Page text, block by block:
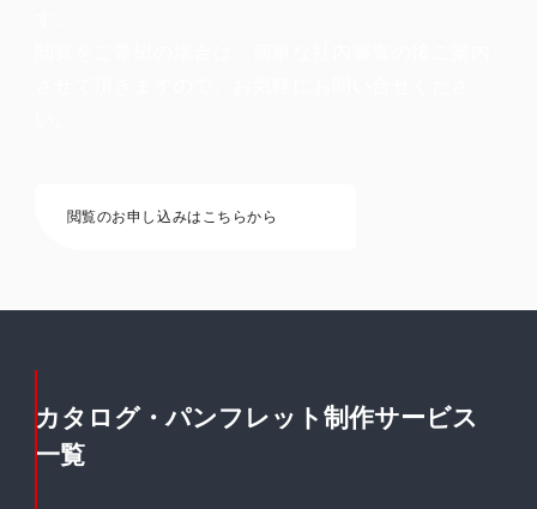
閲覧のお申し込みはこちらから
カタログ・パンフレット制作サービス
一覧